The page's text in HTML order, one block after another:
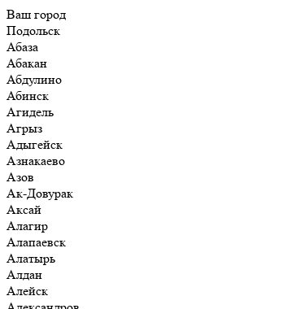
Ваш город
Подольск
Абаза
Абакан
Абдулино
Абинск
Агидель
Агрыз
Адыгейск
Азнакаево
Азов
Ак-Довурак
Аксай
Алагир
Алапаевск
Алатырь
Алдан
Алейск